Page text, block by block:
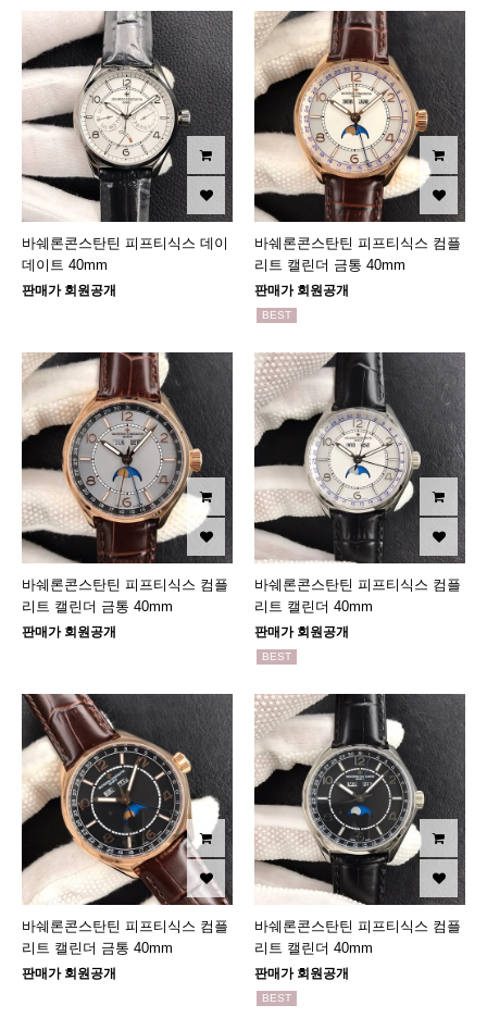
바쉐론콘스탄틴 피프티식스 데이
데이트 40mm
판매가 회원공개
바쉐론콘스탄틴 피프티식스 컴플
리트 캘린더 금통 40mm
판매가 회원공개
BEST
바쉐론콘스탄틴 피프티식스 컴플
리트 캘린더 금통 40mm
판매가 회원공개
바쉐론콘스탄틴 피프티식스 컴플
리트 캘린더 40mm
판매가 회원공개
BEST
바쉐론콘스탄틴 피프티식스 컴플
리트 캘린더 금통 40mm
판매가 회원공개
바쉐론콘스탄틴 피프티식스 컴플
리트 캘린더 40mm
판매가 회원공개
BEST